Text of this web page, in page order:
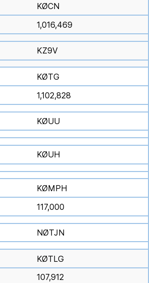
KØCN
1,016,469
KZ9V
KØTG
1,102,828
KØUU
KØUH
KØMPH
117,000
NØTJN
KØTLG
107,912